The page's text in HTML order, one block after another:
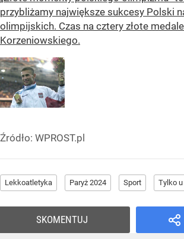
przybliżamy największe sukcesy Polski
olimpijskich. Czas na cztery złote
Korzeniowskiego.
Źródło: WPROST.pl
Lekkoatletyka Paryż 2024 Sport Tylko u
SKOMENTUJ